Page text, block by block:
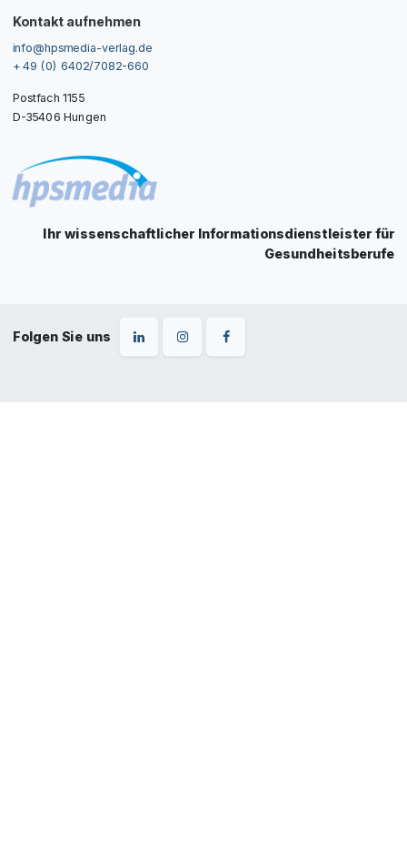
Kontakt aufnehmen
info@hpsmedia-verlag.de
+ 49 (0) 6402/7082-660
Postfach 1155
D-35406 Hungen
Ihr wissenschaftlicher Informationsdienstleister für
Gesundheitsberufe
Folgen Sie uns